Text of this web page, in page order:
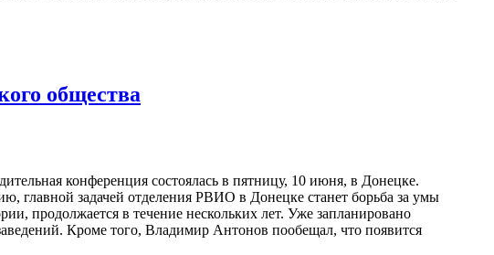
общества
конференция состоялась в пятницу, 10 июня, в Донецке.
главной задачей отделения РВИО в Донецке станет борьба за умы
продолжается в течение нескольких лет. Уже запланировано
Кроме того, Владимир Антонов пообещал, что появится